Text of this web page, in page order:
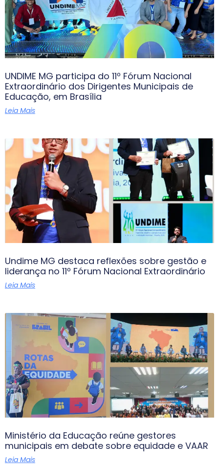
UNDIME MG participa do 11º Fórum Nacional
Extraordinário dos Dirigentes Municipais de
Educação, em Brasília
Leia Mais
Undime MG destaca reflexões sobre gestão e
liderança no 11º Fórum Nacional Extraordinário
Leia Mais
Ministério da Educação reúne gestores
municipais em debate sobre equidade e VAAR
Leia Mais